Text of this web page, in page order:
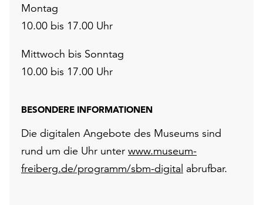
Montag
10.00 bis 17.00 Uhr
Mittwoch bis Sonntag
10.00 bis 17.00 Uhr
BESONDERE INFORMATIONEN
Die digitalen Angebote des Museums sind
rund um die Uhr unter www.museum-
freiberg.de/programm/sbm-digital abrufbar.